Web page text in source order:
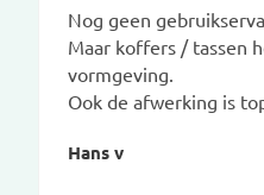
Nog geen
Maar koffers / tassen
vormgeving.
Ook de afwerking is
Hans v